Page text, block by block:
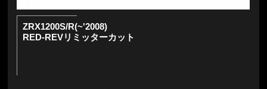
ZRX1200S/R(~'2008)
RED-REVリミッターカット